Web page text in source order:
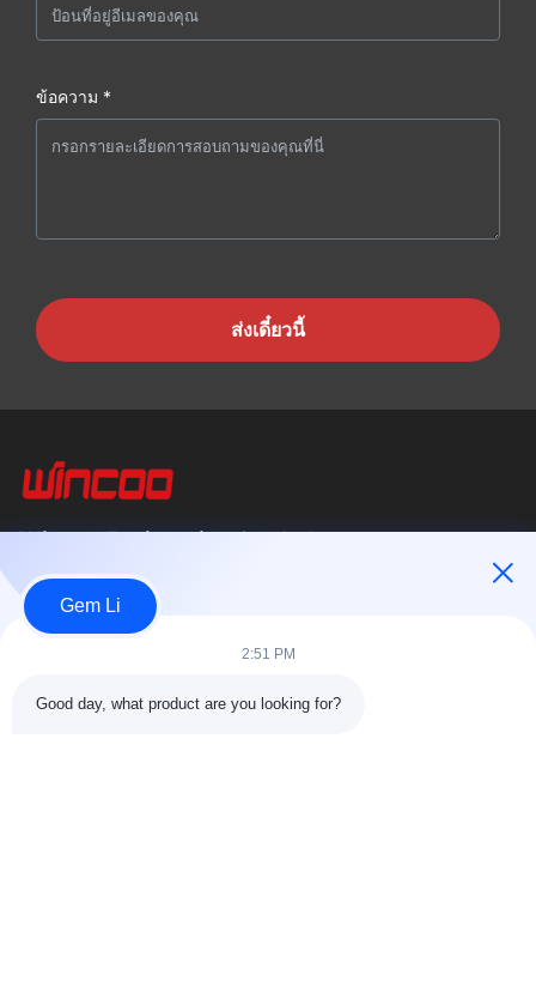
ข้อความ *
ส่งเดี๋ยวนี้
Wincoo Engineering Co., Ltd.
บริษัท วินคู เอ็นจิเนียริ่ง จำกัด (WINCOO) เชี่ยวชาญในการให้บริการ
โซลูชั่นและอุปกรณ์ที่ปรับแต่งตามความต้องการของลูกค้าในด้านการ
ผลิตท่อ,...
หน้าแรก
สินค้า
Gem Li
2:51 PM
Good day, what product are you looking for?